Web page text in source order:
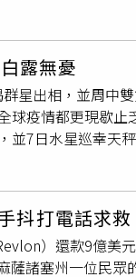
財逢水瓶六星連
前行。春節期間
留獨處時光。財運
鍵字是「誠心」
善果。正財有小
困局解套，心寬
無情不似多情苦
守護星加持，輕
情是亂點鴛鴦譜
之門開啟，重要合
。約瑟夫的寶藏
移花接木，整碗
蟹便在職場立威
即收。感情是一擲
意分際，避免過
不知何處是他鄉
局，有大刀闊斧
。 天秤座舉案齊
星庇佑，更獲桃
送上青雲膠著
力，混亂退去後一
射手本周終於迎
財有守，偏財有
氣質與好皮膚，代
圖／JESSICA IG
購物包(大)／
／JESSICA IG、
小牛皮肩
露無憂
星出相，並周中
球疫情都更現歇
7日水星巡幸天
。此外青少年群
宜謹慎面對後續
目，然月中火星逆
本月金牛挾團隊
解除，正偏財順
抖打電話求救
Revlon）還款9億美
諸塞州一位民眾